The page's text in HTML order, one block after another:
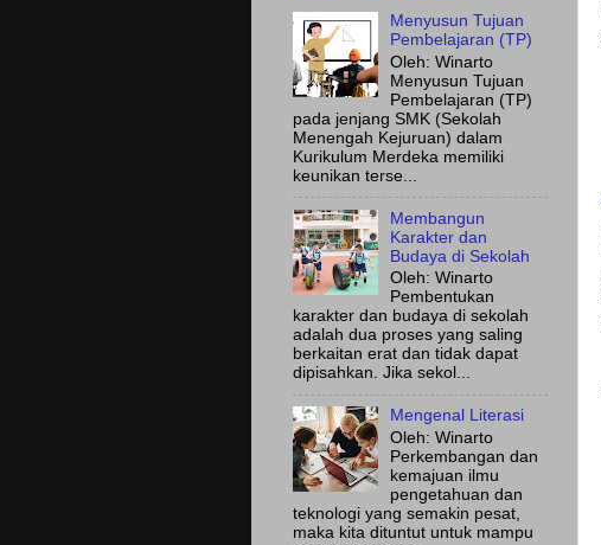
Menyusun Tujuan
Pembelajaran (TP)
Oleh: Winarto
Menyusun Tujuan
Pembelajaran (TP)
pada jenjang SMK (Sekolah
Menengah Kejuruan) dalam
Kurikulum Merdeka memiliki
keunikan terse...
Membangun
Karakter dan
Budaya di Sekolah
Oleh: Winarto
Pembentukan
karakter dan budaya di sekolah
adalah dua proses yang saling
berkaitan erat dan tidak dapat
dipisahkan. Jika sekol...
Mengenal Literasi
Oleh: Winarto
Perkembangan dan
kemajuan ilmu
pengetahuan dan
teknologi yang semakin pesat,
maka kita dituntut untuk mampu